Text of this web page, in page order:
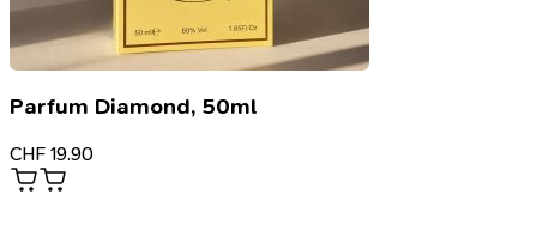
Parfum Diamond, 50ml
CHF 19.90